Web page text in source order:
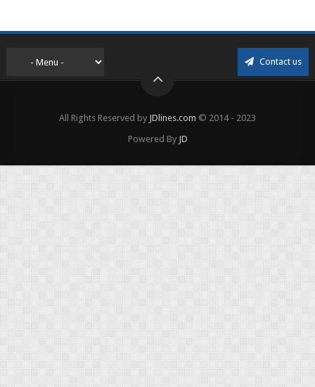
Contact us
All Rights Reserved by JDlines.com © 2014 - 2023
Powered By JD